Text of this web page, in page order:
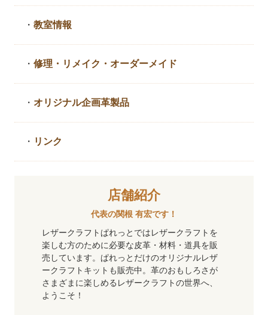
・教室情報
・修理・リメイク・ オーダーメイド
・ オリジナル企画革製品
・ リンク
店舗紹介
代表の関根 有宏です！
レザークラフトぱれっとではレザークラフトを
楽しむ方のために必要な皮革・材料・道具を販
売しています。ぱれっとだけのオリジナルレザ
ークラフトキットも販売中。革のおもしろさが
さまざまに楽しめるレザークラフトの世界へ、
ようこそ！